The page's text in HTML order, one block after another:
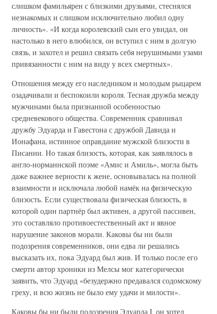
слишком фамильярен с близкими друзьями, стеснялся
незнакомых и слишком исключительно любил одну
личность». «И когда королевский сын его увидал, он
настолько в него влюбился, он вступил с ним в долгую
связь, и захотел и решил связать себя нерушимыми узами
привязанности с ним на виду у всех смертных».
Отношения между его наследником и молодым рыцарем
озадачивали и беспокоили короля. Тесная дружба между
мужчинами была признанной особенностью
средневекового общества. Современник сравнивал
дружбу Эдуарда и Гавестона с дружбой Давида и
Ионафана, истинное оправдание мужской близости в
Писании. Но такая близость, которая, как заявлялось в
англо-норманнской поэме «Амис и Амиль», могла быть
даже важнее верности к жене, основывалась на полной
взаимности и исключала любой намёк на физическую
близость. Если существовала физическая близость, в
которой один партнёр был активен, а другой пассивен,
это составляло противоестественный акт и явное
нарушение законов морали. Каковы бы ни были
подозрения современников, они едва ли решались
высказать их, пока Эдуард был жив. И только после его
смерти автор хроники из Мелсы мог категорически
заявить, что Эдуард «безудержно предавался содомскому
греху, и всю жизнь не было ему удачи и милости».
Каковы бы ни были подозрения Эдуарда I, он хотел